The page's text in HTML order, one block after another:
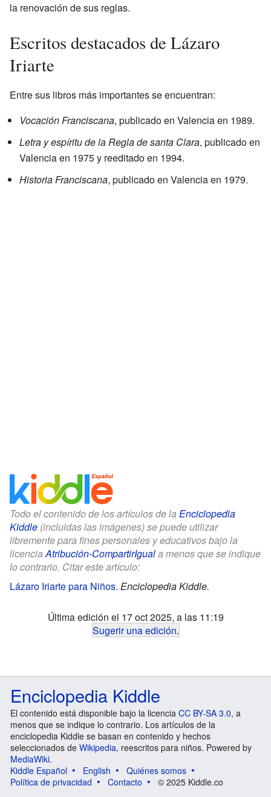
la renovación de sus reglas.
Escritos destacados de Lázaro
Iriarte
Entre sus libros más importantes se encuentran:
Vocación Franciscana, publicado en Valencia en 1989.
Letra y espíritu de la Regla de santa Clara, publicado en
Valencia en 1975 y reeditado en 1994.
Historia Franciscana, publicado en Valencia en 1979.
Todo el contenido de los artículos de la Enciclopedia
Kiddle (incluidas las imágenes) se puede utilizar
libremente para fines personales y educativos bajo la
licenciaAtribución-CompartirIguala menos que se indique
lo contrario. Citar este artículo:
Lázaro Iriarte para Niños. Enciclopedia Kiddle.
Última edición el 17 oct 2025, a las 11:19
Sugerir una edición.
Enciclopedia Kiddle
El contenido está disponible bajo la licencia CC BY-SA 3.0, a
menos que se indique lo contrario. Los artículos de la
enciclopedia Kiddle se basan en contenido y hechos
seleccionados de Wikipedia, reescritos para niños. Powered by
MediaWiki.
Kiddle Español
English
Quiénes somos
Política de privacidad
Contacto © 2025 Kiddle.co